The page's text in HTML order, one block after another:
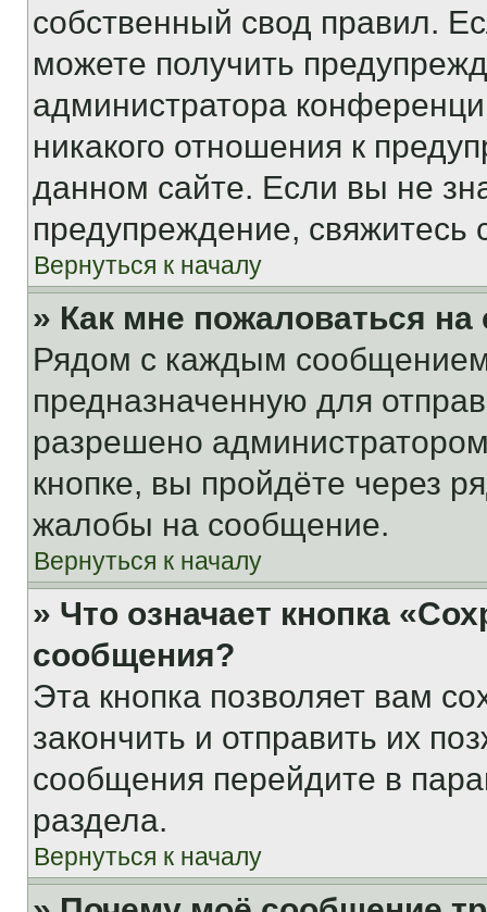
собственный свод правил.
можете получить
администратора
никакого отношения к
данном сайте. Если вы не
предупреждение,
Вернуться к началу
» Как мне пожаловаться
Рядом с каждым сообщением
предназначенную для
разрешено
кнопке, вы пройдёте через
жалобы на сообщение.
Вернуться к началу
» Что означает кнопка
сообщения?
Эта кнопка позволяет вам
закончить и отправить их
сообщения перейдите в
раздела.
Вернуться к началу